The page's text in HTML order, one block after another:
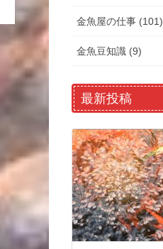
金魚屋の仕事 (101)
金魚豆知識 (9)
最新投稿